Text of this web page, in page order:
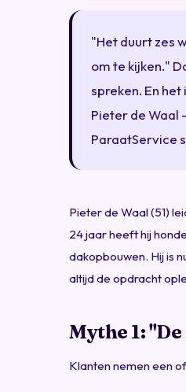
"Het duurt zes
om te kijken."
spreken. En
Pieter de Waal
ParaatService
Pieter de Waal (51)
24 jaar heeft hij
dakopbouwen. Hij is
altijd de opdracht
Mythe 1:
Klanten nemen een